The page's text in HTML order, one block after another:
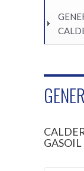
GASOIL